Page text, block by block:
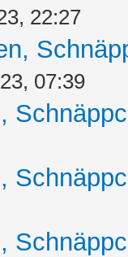
22:27
07:39